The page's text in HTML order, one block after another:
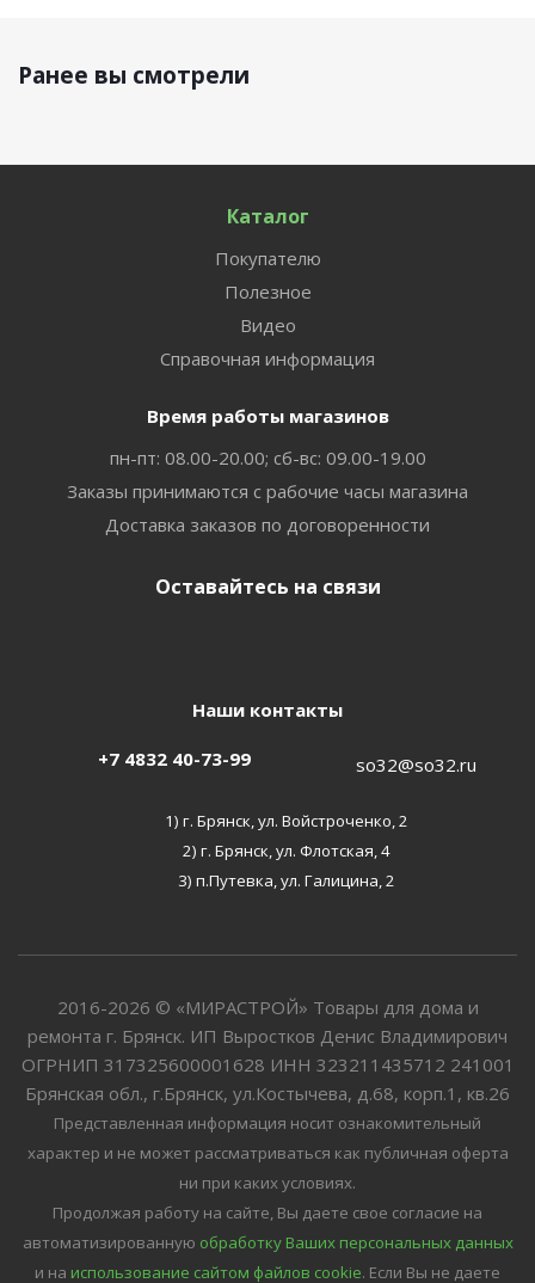
Ранее вы смотрели
Каталог
Покупателю
Полезное
Видео
Справочная информация
Время работы магазинов
пн-пт: 08.00-20.00; сб-вс: 09.00-19.00
Заказы принимаются с рабочие часы магазина
Доставка заказов по договоренности
Оставайтесь на связи
Наши контакты
+7 4832 40-73-99 so32@so32.ru
1) г. Брянск, ул. Войстроченко, 2
2) г. Брянск, ул. Флотская, 4
3) п.Путевка, ул. Галицина, 2
2016-2026 © «МИРАСТРОЙ» Товары для дома и
ремонта г. Брянск. ИП Выростков Денис Владимирович
ОГРНИП 317325600001628 ИНН 323211435712 241001
Брянская обл., г.Брянск, ул.Костычева, д.68, корп.1, кв.26
Представленная информация носит ознакомительный
характер и не может рассматриваться как публичная оферта
ни при каких условиях.
Продолжая работу на сайте, Вы даете свое согласие на
автоматизированную обработку Ваших персональных данных
и на использование сайтом файлов cookie. Если Вы не даете